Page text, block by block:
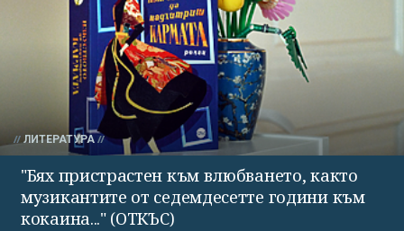
ЛИТЕРАТУРА
"Бях пристрастен към влюбването, както
музикантите от седемдесетте години към
кокаина..." (ОТКЪС)